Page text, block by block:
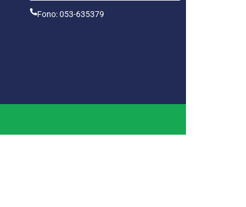
Fono: 053-635379